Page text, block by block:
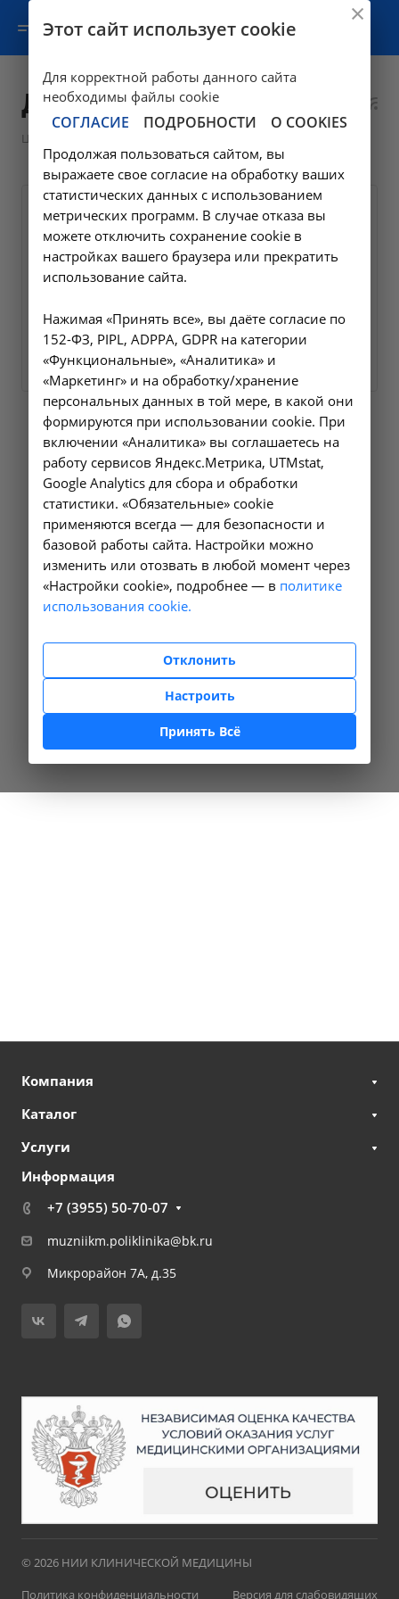
Дневной стационар
Цены в Ангарске
Лечение в условиях
дневного стационара (1
койко день, осмотр врача,
обследование, лечение)
3.1
3500 ₽ Заказать услугу
Компания
Каталог
Услуги
Информация
+7 (3955) 50-70-07
muzniikm.poliklinika@bk.ru
Микрорайон 7А, д.35
© 2026 НИИ КЛИНИЧЕСКОЙ МЕДИЦИНЫ
Политика конфиденциальности
Версия для слабовидящих
Этот сайт использует cookie
Для корректной работы данного сайта
необходимы файлы cookie
СОГЛАСИЕ ПОДРОБНОСТИ О COOKIES
Продолжая пользоваться сайтом, вы
выражаете свое согласие на обработку ваших
статистических данных с использованием
метрических программ. В случае отказа вы
можете отключить сохранение cookie в
настройках вашего браузера или прекратить
использование сайта.
Нажимая «Принять все», вы даёте согласие по
152-ФЗ, PIPL, ADPPA, GDPR на категории
«Функциональные», «Аналитика» и
«Маркетинг» и на обработку/хранение
персональных данных в той мере, в какой они
формируются при использовании cookie. При
включении «Аналитика» вы соглашаетесь на
работу сервисов Яндекс.Метрика, UTMstat,
Google Analytics для сбора и обработки
статистики. «Обязательные» cookie
применяются всегда — для безопасности и
базовой работы сайта. Настройки можно
изменить или отозвать в любой момент через
«Настройки cookie», подробнее — в политике
использования cookie.
Отклонить
Настроить
Принять Всё